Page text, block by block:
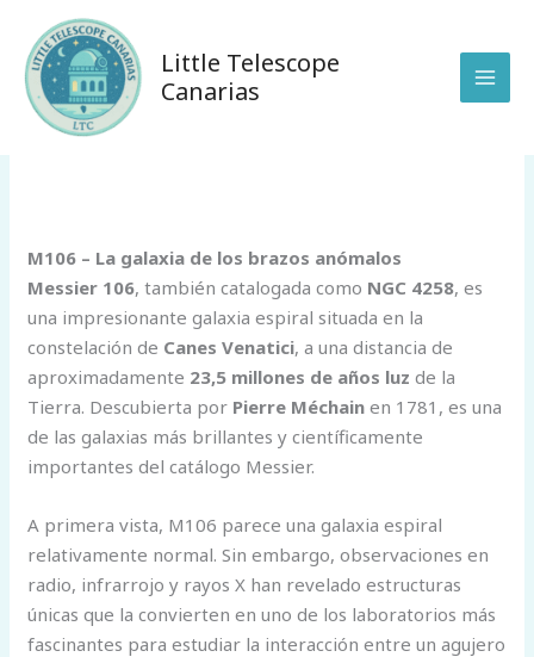
contenido
Little Telescope
Canarias
/Uncategorized anunakiobservatory@gmail.com
M106 – La galaxia de los brazos anómalos
Messier 106, también catalogada como NGC 4258, es
una impresionante galaxia espiral situada en la
constelación de Canes Venatici, a una distancia de
aproximadamente 23,5 millones de años luz de la
Tierra. Descubierta por Pierre Méchain en 1781, es una
de las galaxias más brillantes y científicamente
importantes del catálogo Messier.
A primera vista, M106 parece una galaxia espiral
relativamente normal. Sin embargo, observaciones en
radio, infrarrojo y rayos X han revelado estructuras
únicas que la convierten en uno de los laboratorios más
fascinantes para estudiar la interacción entre un agujero